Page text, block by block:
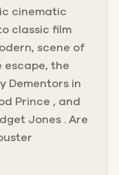
cinematic
classic film
scene of
escape, the
Dementors in
Prince , and
Jones . Are